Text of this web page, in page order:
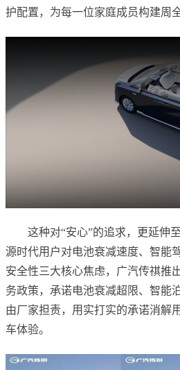
护配置，为每一位家庭成员构建周
这种对“安心”的追求，更延伸
源时代用户对电池衰减速度、智能
安全性三大核心焦虑，广汽传祺推
务政策，承诺电池衰减超限、智能
由厂家担责，用实打实的承诺消解
车体验。